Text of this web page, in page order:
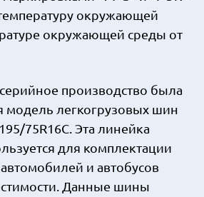
окружающей
окружающей среды от
производство была
модель легкогрузовых шин
75R16C. Эта линейка
для комплектации
и автобусов
Данные шины